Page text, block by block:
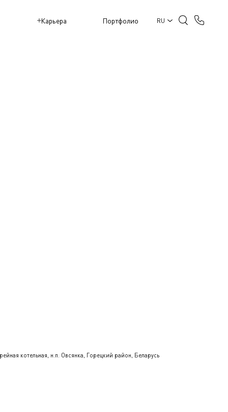
Карьера Портфолио RU
котельная, н.п. Овсянка, Горецкий район, Беларусь